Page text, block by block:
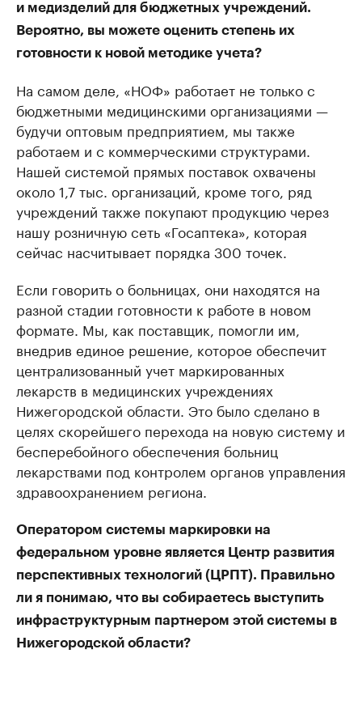
и медизделий для бюджетных учреждений.
Вероятно, вы можете оценить степень их
готовности к новой методике учета?
На самом деле, «НОФ» работает не только с
бюджетными медицинскими организациями —
будучи оптовым предприятием, мы также
работаем и с коммерческими структурами.
Нашей системой прямых поставок охвачены
около 1,7 тыс. организаций, кроме того, ряд
учреждений также покупают продукцию через
нашу розничную сеть «Госаптека», которая
сейчас насчитывает порядка 300 точек.
Если говорить о больницах, они находятся на
разной стадии готовности к работе в новом
формате. Мы, как поставщик, помогли им,
внедрив единое решение, которое обеспечит
централизованный учет маркированных
лекарств в медицинских учреждениях
Нижегородской области. Это было сделано в
целях скорейшего перехода на новую систему и
бесперебойного обеспечения больниц
лекарствами под контролем органов управления
здравоохранением региона.
Оператором системы маркировки на
федеральном уровне является Центр развития
перспективных технологий (ЦРПТ). Правильно
ли я понимаю, что вы собираетесь выступить
инфраструктурным партнером этой системы в
Нижегородской области?